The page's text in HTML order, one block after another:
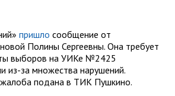
пришло сообщение от
Полины Сергеевны. Она требует
выборов на УИКе №2425
из-за множества нарушений.
подана в ТИК Пушкино.